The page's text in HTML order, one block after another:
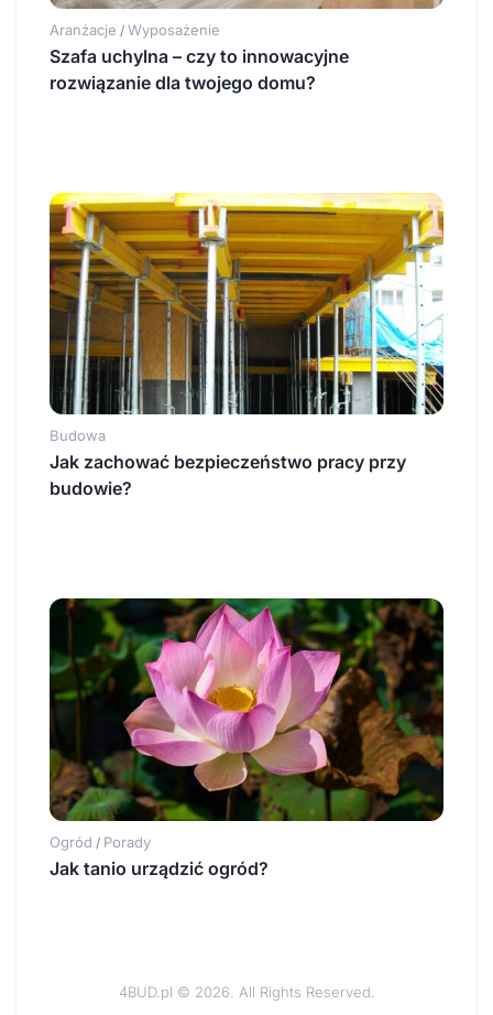
Aranżacje / Wyposażenie
Szafa uchylna – czy to innowacyjne
rozwiązanie dla twojego domu?
Budowa
Jak zachować bezpieczeństwo pracy przy
budowie?
Ogród / Porady
Jak tanio urządzić ogród?
4BUD.pl © 2026. All Rights Reserved.